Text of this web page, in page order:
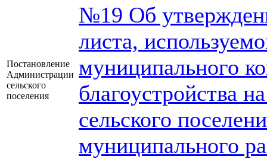
Постановление
Администрации
сельского
поселения
№19 Об
листа,
муниципального
благоустройства
сельского
муниципального